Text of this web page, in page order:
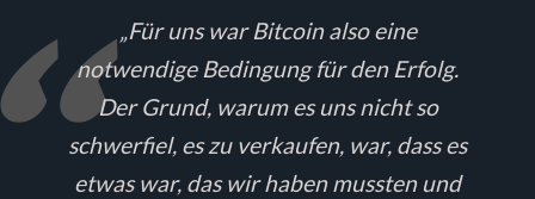
„Für uns war Bitcoin also eine
notwendige Bedingung für den Erfolg.
Der Grund, warum es uns nicht so
schwerfiel, es zu verkaufen, war, dass es
etwas war, das wir haben mussten und